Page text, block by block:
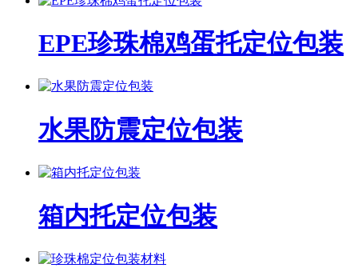
EPE珍珠棉鸡蛋托定位包装
水果防震定位包装
箱内托定位包装